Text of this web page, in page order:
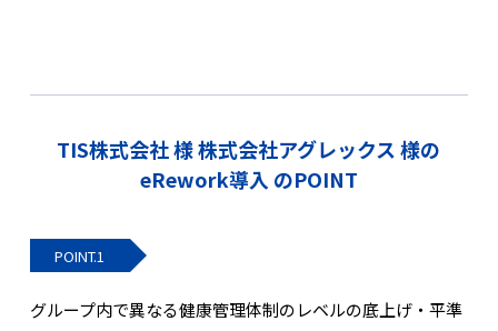
TIS株式会社 様 株式会社アグレックス 様の
eRework導入 のPOINT
POINT.1
グループ内で異なる健康管理体制のレベルの底上げ・平準